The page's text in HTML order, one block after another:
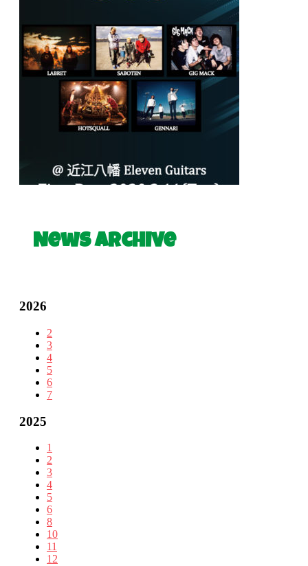
News Archive
2026
2
3
4
5
6
7
2025
1
2
3
4
5
6
8
10
11
12